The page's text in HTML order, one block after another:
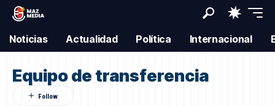
Noticias Actualidad Política Internacional
Equipo de transferencia